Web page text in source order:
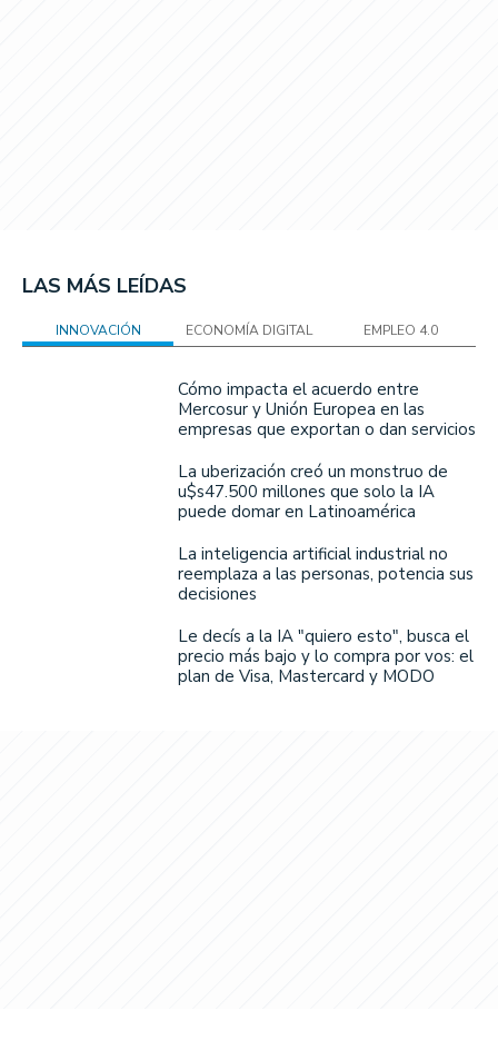
LAS MÁS LEÍDAS
INNOVACIÓN ECONOMÍA DIGITAL EMPLEO 4.0
Cómo impacta el acuerdo entre
Mercosur y Unión Europea en las
empresas que exportan o dan servicios
La uberización creó un monstruo de
u$s47.500 millones que solo la IA
puede domar en Latinoamérica
La inteligencia artificial industrial no
reemplaza a las personas, potencia sus
decisiones
Le decís a la IA "quiero esto", busca el
precio más bajo y lo compra por vos: el
plan de Visa, Mastercard y MODO